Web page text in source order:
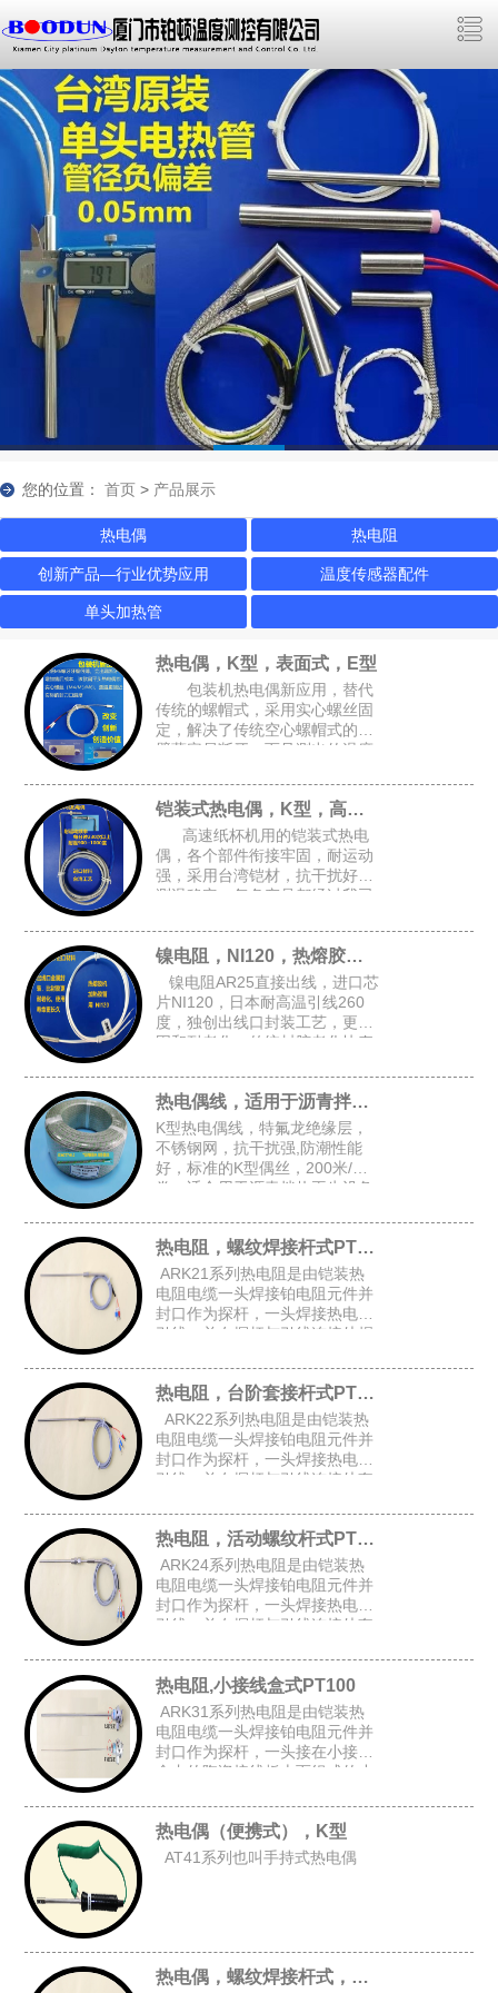
您的位置： 首页 > 产品展示
热电偶 热电阻
创新产品—行业优势应用 温度传感器配件
单头加热管
热电偶，K型，表面式，E型
包装机热电偶新应用，替代
传统的螺帽式，采用实心螺丝固
定，解决了传统空心螺帽式的牙
壁薄容易断牙，而且测出的温度
的锁孔，安装空间要求小，适合
包装设备的加热磨具，热封刀铠装式热电偶，K型，高速纸杯机K型偶
高速纸杯机用的铠装式热电
偶，各个部件衔接牢固，耐运动
强，采用台湾铠材，抗干扰好，
测温稳定，每条产品都经过我司
检测，确保每条产品都是完好的
才能出厂
镍电阻，NI120，热熔胶机胶管感温头
镍电阻AR25直接出线，进口芯
片NI120，日本耐高温引线260
度，独创出线口封装工艺，更牢
固和耐老化，传统封胶老化快寿
5*30，4*30
热电偶线，适用于沥青拌热再生设备
K型热电偶线，特氟龙绝缘层，
不锈钢网，抗干扰强,防潮性能
好，标准的K型偶丝，200米/
卷，适合用于沥青拌热再生设备
合
热电阻，螺纹焊接杆式PT100
ARK21系列热电阻是由铠装热
电阻电缆一头焊接铂电阻元件并
封口作为探杆，一头焊接热电阻
引线，并在探杆与引线连接处焊
纹焊接杆式铠装热电阻。
热电阻，台阶套接杆式PT100
ARK22系列热电阻是由铠装热
电阻电缆一头焊接铂电阻元件并
封口作为探杆，一头焊接热电阻
引线，并在探杆与引线连接处套
阶套接杆式铠装热电阻。
热电阻，活动螺纹杆式PT100
ARK24系列热电阻是由铠装热
电阻电缆一头焊接铂电阻元件并
封口作为探杆，一头焊接热电阻
引线，并在探杆与引线连接处套
上活动螺纹而组成的活动螺纹杆
式铠装热电阻。
热电阻,小接线盒式PT100
ARK31系列热电阻是由铠装热
电阻电缆一头焊接铂电阻元件并
封口作为探杆，一头接在小接线
盒内的陶瓷接线板上而组成的小
热电偶（便携式），K型
AT41系列也叫手持式热电偶
热电偶，螺纹焊接杆式，K型